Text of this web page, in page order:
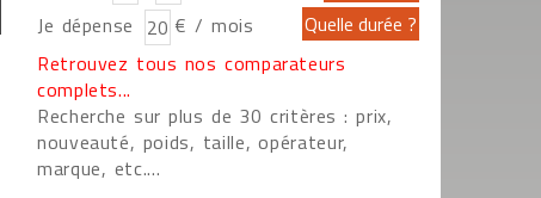
Je dépense
€ / mois
Retrouvez tous nos comparateurs
complets...
Recherche sur plus de 30 critères : prix,
nouveauté, poids, taille, opérateur,
marque, etc....